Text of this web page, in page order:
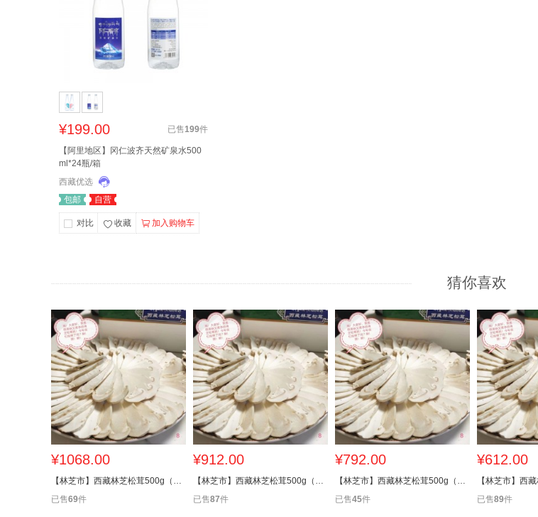
¥199.00 已售199件
【阿里地区】冈仁波齐天然矿泉水500
ml*24瓶/箱
西藏优选
包邮
自营
对比 收藏 加入购物车
猜你喜欢
¥1068.00
【林芝市】西藏林芝松茸500g（12厘米以上）
已售69件
¥912.00
【林芝市】西藏林芝松茸500g（9厘米-12厘米）
已售87件
¥792.00
【林芝市】西藏林芝松茸500g（7厘米-9厘米）
已售45件
¥612.00
已售89件